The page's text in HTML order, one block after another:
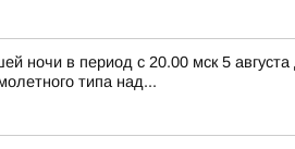
ночи в период с 20.00 мск 5
типа над...